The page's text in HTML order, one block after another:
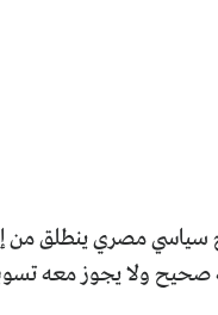
سياسي مصري ينطلق من
صحيح ولا يجوز معه